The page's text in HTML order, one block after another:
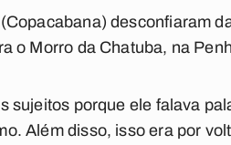
desconfiaram
o Morro da Chatuba, na
sujeitos porque ele falava
Além disso, isso era por